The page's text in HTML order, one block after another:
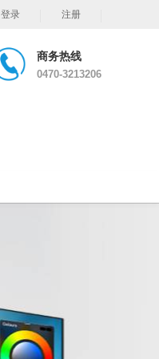
登录 注册
商务热线
0470-3213206